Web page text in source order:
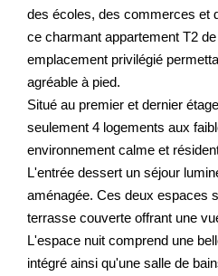
des écoles, des commerces et
ce charmant appartement T2
emplacement privilégié
agréable à pied.
Situé au premier et dernier
seulement 4 logements aux
environnement calme et
L'entrée dessert un séjour
aménagée. Ces deux espaces
terrasse couverte offrant une
L'espace nuit comprend une
intégré ainsi qu'une salle de